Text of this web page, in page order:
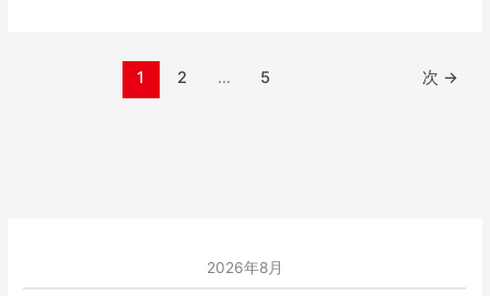
1 2 … 5 次 →
2026年8月